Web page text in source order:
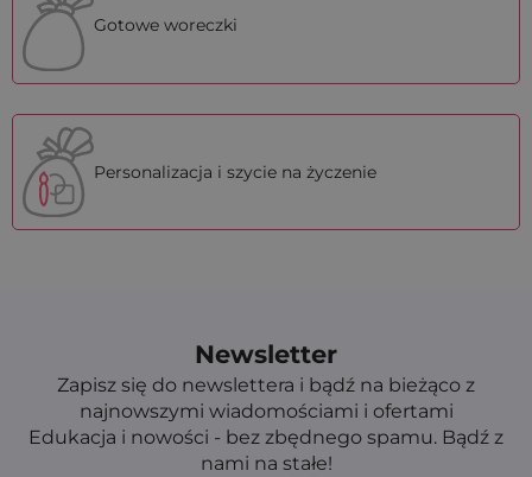
Gotowe woreczki
Personalizacja i szycie na życzenie
Newsletter
Zapisz się do newslettera i bądź na bieżąco z
najnowszymi wiadomościami i ofertami
Edukacja i nowości - bez zbędnego spamu. Bądź z
nami na stałe!